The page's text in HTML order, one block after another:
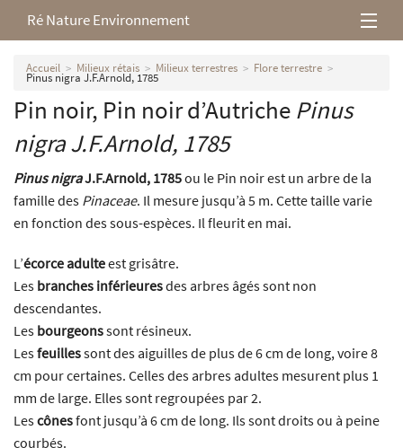
Ré Nature Environnement
L’association
Milieux rétais
Nos parutions
Accueil Milieux rétais Milieux terrestres Flore terrestre
Pinus nigra J.F.Arnold, 1785
Pin noir, Pin noir d’Autriche Pinus
nigraJ.F.Arnold, 1785
Pinus nigraJ.F.Arnold, 1785ou le Pin noir est un arbre de la
famille des Pinaceae. Il mesure jusqu’à 5 m. Cette taille varie
en fonction des sous-espèces. Il fleurit en mai.
L’écorce adulteest grisâtre.
Les branches inférieuresdes arbres âgés sont non
descendantes.
Les bourgeonssont résineux.
Lesfeuillessont des aiguilles de plus de 6 cm de long, voire 8
cm pour certaines. Celles des arbres adultes mesurent plus 1
mm de large. Elles sont regroupées par 2.
Lescônesfont jusqu’à 6 cm de long. Ils sont droits ou à peine
courbés.